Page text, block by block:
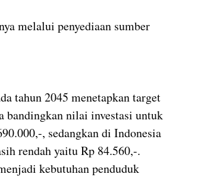
melalui penyediaan sumber
tahun 2045 menetapkan target
bandingkan nilai investasi untuk
, sedangkan di Indonesia
rendah yaitu Rp 84.560,-.
kebutuhan penduduk